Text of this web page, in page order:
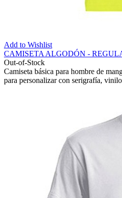
Add to Wishlist
CAMISETA ALGODÓN -
Out-of-Stock
Camiseta básica para hombre de
para personalizar con serigrafía,